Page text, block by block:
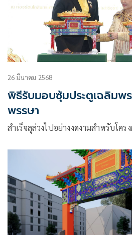
26 มีนาคม 2568
พิธีรับมอบซุ้มประตูเฉลิมพ
พรรษา
สำเร็จลุล่วงไปอย่างงดงามสำหรับโค